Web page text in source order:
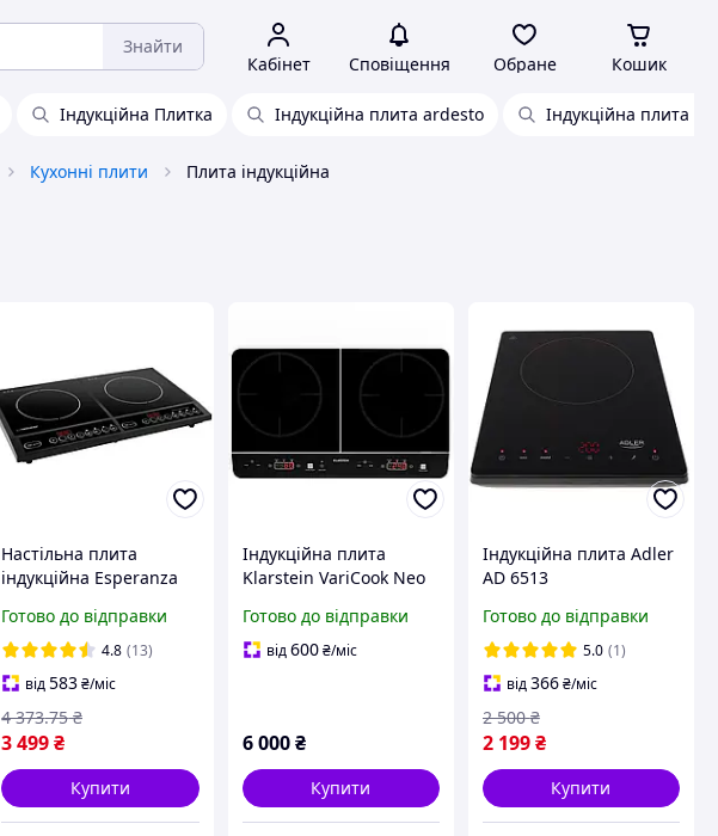
Знайти
Кабінет Сповіщення Обране Кошик
Індукційна Плитка Індукційна плита ardesto Індукційна плита
Кухонні плити Плита індукційна
Настільна плита
індукційна Esperanza
Готово до відправки
4.8 (13)
від583₴/міс
3 499₴
4 373.75 ₴
Купити
Індукційна плита
Klarstein VariCook Neo
настільна, компактна,
сенсорне керування
Готово до відправки
від600 ₴/міс
6 000 ₴
Купити
Індукційна плита Adler
AD 6513
Готово до відправки
5.0 (1)
від366₴/міс
2 199₴
2 500 ₴
Купити